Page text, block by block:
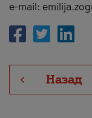
e-mail:
Назад